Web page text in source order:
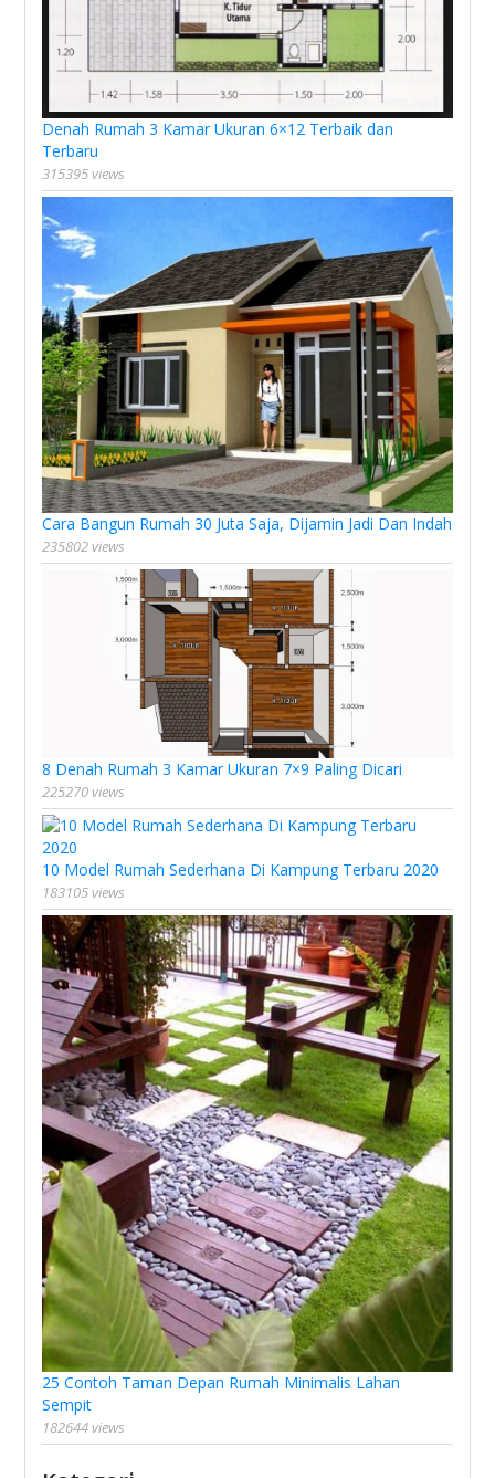
Denah Rumah 3 Kamar Ukuran 6×12 Terbaik dan
Terbaru
315395 views
Cara Bangun Rumah 30 Juta Saja, Dijamin Jadi Dan Indah
235802 views
8 Denah Rumah 3 Kamar Ukuran 7×9 Paling Dicari
225270 views
10 Model Rumah Sederhana Di Kampung Terbaru 2020
183105 views
25 Contoh Taman Depan Rumah Minimalis Lahan
Sempit
182644 views